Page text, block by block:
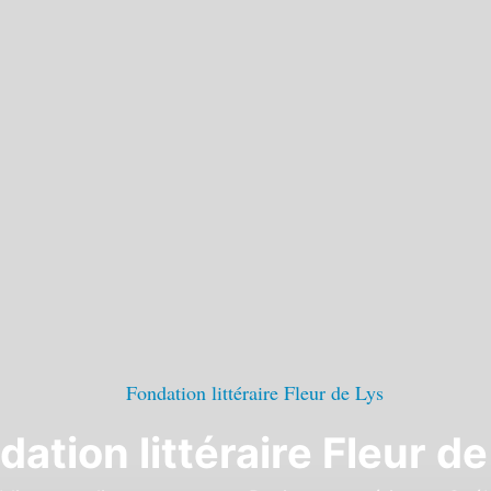
littéraire Fleur